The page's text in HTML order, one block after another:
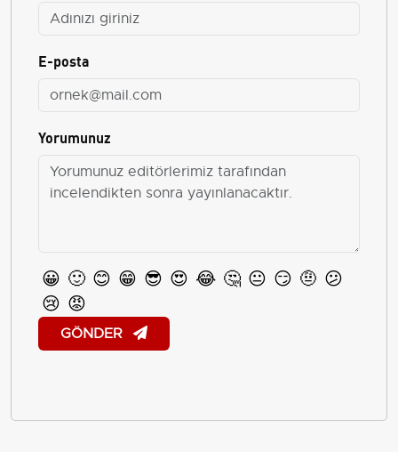
E-posta
Yorumunuz
😀 🙂 😊 😁 😎 😍 😂 🤔 😐 😏 🤨 😕
😢 😡
GÖNDER